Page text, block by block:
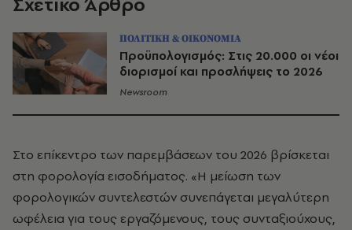
ΠΟΛΙΤΙΚΗ & ΟΙΚΟΝΟΜΙΑ
Προϋπολογισμός: Στις 20.000 οι νέοι
διορισμοί και προσλήψεις το 2026
Newsroom
Στο επίκεντρο των παρεμβάσεων του 2026 βρίσκεται
στη φορολογία εισοδήματος. «Η μείωση των
φορολογικών συντελεστών συνεπάγεται μεγαλύτερη
ωφέλεια για τους εργαζόμενους, τους συνταξιούχους,